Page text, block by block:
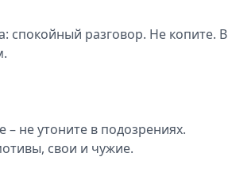
спокойный разговор. Не копите. В
– не утоните в подозрениях.
свои и чужие.